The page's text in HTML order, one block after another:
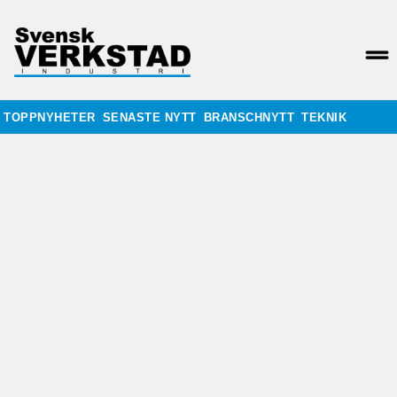
TOPPNYHETER SENASTE NYTT BRANSCHNYTT TEKNIK